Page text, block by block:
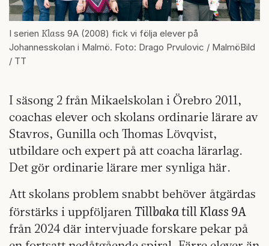
I serien Klass 9A (2008) fick vi följa elever på
Johannesskolan i Malmö. Foto: Drago Prvulovic / MalmöBild
/ TT
I säsong 2 från Mikaelskolan i Örebro 2011,
coachas elever och skolans ordinarie lärare av
Stavros, Gunilla och Thomas Lövqvist,
utbildare och expert på att coacha lärarlag.
Det gör ordinarie lärare mer synliga här.
Att skolans problem snabbt behöver åtgärdas
förstärks i uppföljaren Tillbaka till Klass 9A
från 2024 där intervjuade forskare pekar på